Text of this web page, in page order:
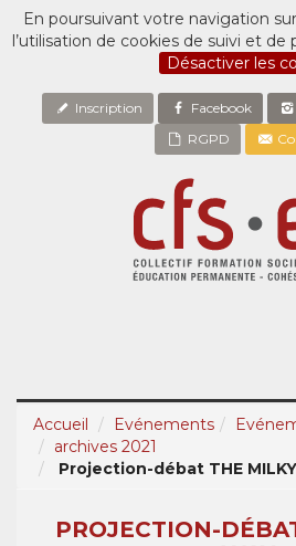
En poursuivant votre navigation
l’utilisation de cookies de suivi et de
Désactiver les
Inscription Facebook
RGPD
Accueil
Evénements
archives 2021
Projection-débat THE
PROJECTION-